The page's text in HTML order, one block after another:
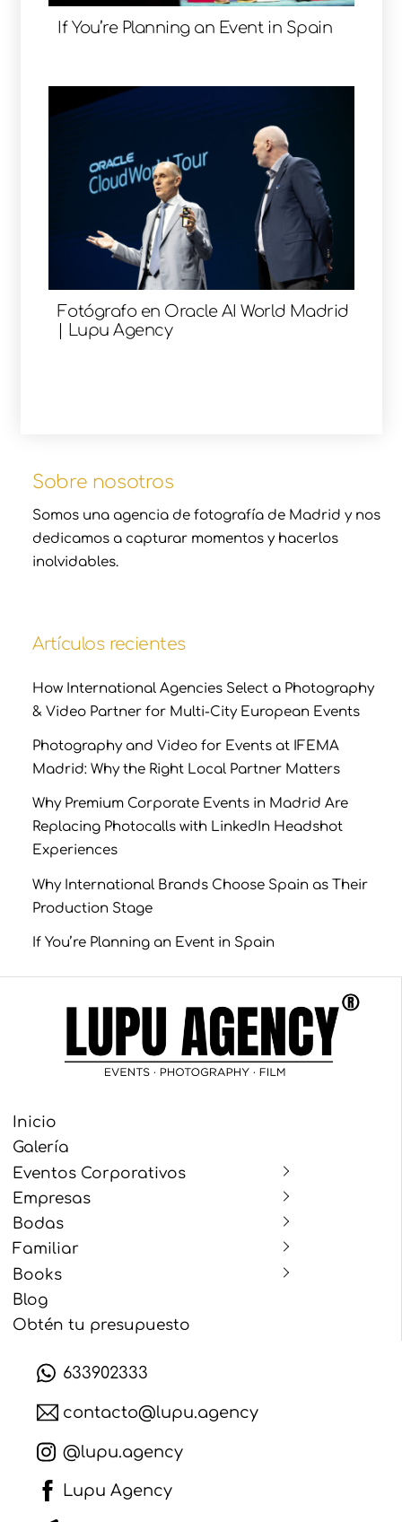
If You’re Planning an Event in Spain
Fotógrafo en Oracle AI World Madrid
| Lupu Agency
Sobre nosotros
Somos una agencia de fotografía de Madrid y nos
dedicamos a capturar momentos y hacerlos
inolvidables.
Artículos recientes
How International Agencies Select a Photography
& Video Partner for Multi-City European Events
Photography and Video for Events at IFEMA
Madrid: Why the Right Local Partner Matters
Why Premium Corporate Events in Madrid Are
Replacing Photocalls with LinkedIn Headshot
Experiences
Why International Brands Choose Spain as Their
Production Stage
If You’re Planning an Event in Spain
Inicio
Galería
Eventos Corporativos
Empresas
Bodas
Familiar
Books
Blog
Obtén tu presupuesto
633902333
contacto@lupu.agency
@lupu.agency
Lupu Agency